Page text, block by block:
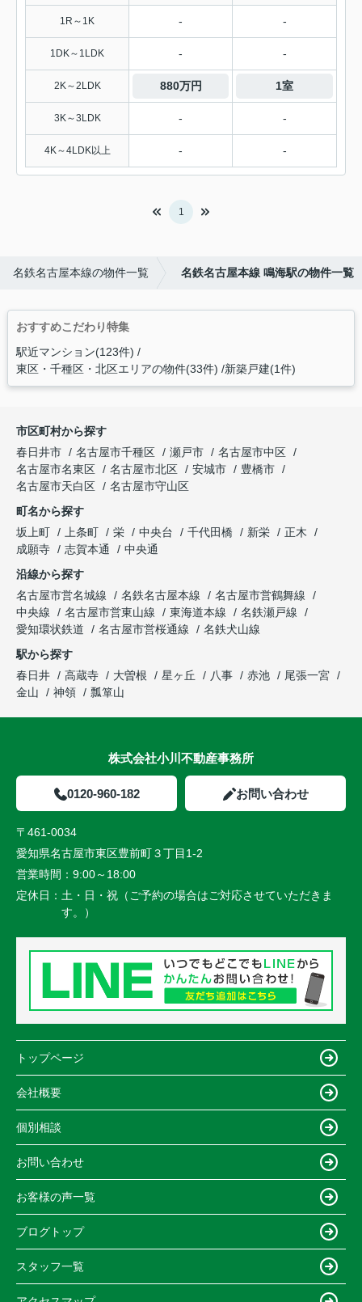
1R～1K - -
1DK～1LDK - -
2K～2LDK 880万円 1室
3K～3LDK - -
4K～4LDK以上 - -
1
名鉄名古屋本線の物件一覧 名鉄名古屋本線 鳴海駅の物件一覧
おすすめこだわり特集
駅近マンション(123件)
東区・千種区・北区エリアの物件(33件) 新築戸建(1件)
市区町村から探す
春日井市
名古屋市千種区 瀬戸市
名古屋市中区
名古屋市名東区
名古屋市北区 安城市
豊橋市
名古屋市天白区
名古屋市守山区
町名から探す
坂上町
上条町 栄 中央台 千代田橋 新栄
正木
成願寺
志賀本通
中央通
沿線から探す
名古屋市営名城線
名鉄名古屋本線
名古屋市営鶴舞線
中央線
名古屋市営東山線 東海道本線
名鉄瀬戸線
愛知環状鉄道
名古屋市営桜通線
名鉄犬山線
駅から探す
春日井
高蔵寺 大曽根 星ヶ丘 八事 赤池
尾張一宮
金山
神領 瓢箪山
株式会社小川不動産事務所
0120-960-182 お問い合わせ
〒461-0034
愛知県名古屋市東区豊前町３丁目1-2
営業時間： 9:00～18:00
定休日： 土・日・祝（ご予約の場合はご対応させていただきま
す。）
トップページ
会社概要
個別相談
お問い合わせ
お客様の声一覧
ブログトップ
スタッフ一覧